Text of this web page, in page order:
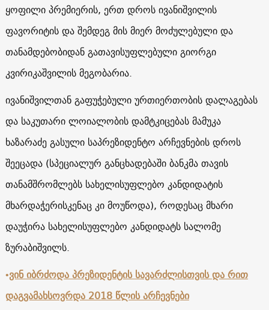
ყოფილი პრემიერის, ერთ დროს ივანიშვილის
ფავორიტის და შემდეგ მის მიერ მოძულებული და
თანამდებობიდან გათავისუფლებული გიორგი
კვირიკაშვილის მეგობარია.
ივანიშვილთან გაფუჭებული ურთიერთობის დალაგებას
და საკუთარი ლოიალობის დამტკიცებას მამუკა
ხაზარაძე გასული საპრეზიდენტო არჩევნების დროს
შეეცადა (სპეციალურ განცხადებაში ბანკმა თავის
თანამშრომლებს სახელისუფლებო კანდიდატის
მხარდაჭერისკენაც კი მოუწოდა), როდესაც მხარი
დაუჭირა სახელისუფლებო კანდიდატს სალომე
ზურაბიშვილს.
•ვინ იბრძოდა პრეზიდენტის სავარძლისთვის და რით
დაგვამახსოვრდა 2018 წლის არჩევნები